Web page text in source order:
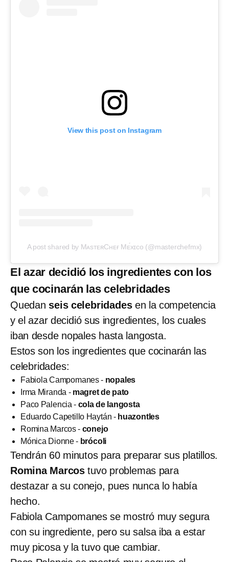
View this post on Instagram
A post shared by MᴀsᴛᴇʀCʜᴇғ Mᴇ́xɪᴄᴏ (@masterchefmx)
El azar decidió los ingredientes con los
que cocinarán las celebridades
Quedan seis celebridades en la competencia
y el azar decidió sus ingredientes, los cuales
iban desde nopales hasta langosta.
Estos son los ingredientes que cocinarán las
celebridades:
Fabiola Campomanes - nopales
Irma Miranda - magret de pato
Paco Palencia - cola de langosta
Eduardo Capetillo Haytán - huazontles
Romina Marcos - conejo
Mónica Dionne - brócoli
Tendrán 60 minutos para preparar sus platillos.
Romina Marcos tuvo problemas para
destazar a su conejo, pues nunca lo había
hecho.
Fabiola Campomanes se mostró muy segura
con su ingrediente, pero su salsa iba a estar
muy picosa y la tuvo que cambiar.